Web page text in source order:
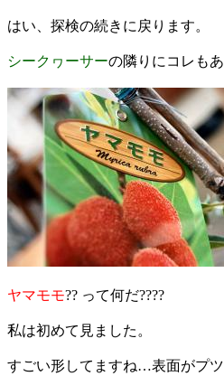
はい、探検の続きに戻ります。
シークヮーサーの隣りにコレもあ
ヤマモモ?? って何だ????
私は初めて見ました。
すごい形してますね…表面がプツ